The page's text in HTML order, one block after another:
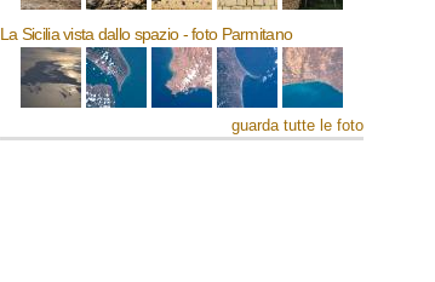
La Sicilia vista dallo spazio - foto Parmitano
guarda tutte le foto